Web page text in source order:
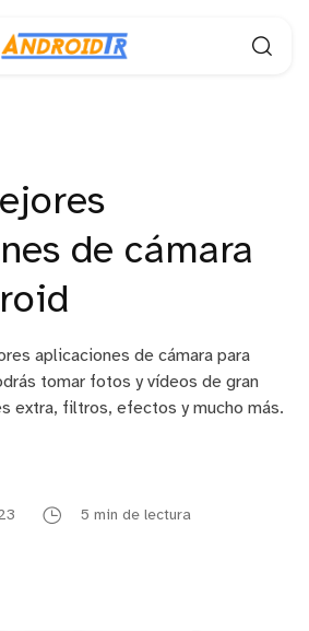
de cámara
aplicaciones de cámara para
tomar fotos y vídeos de gran
extra, filtros, efectos y mucho más.
5 min de lectura